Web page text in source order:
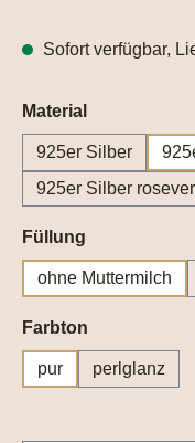
Sofort verfügbar,
Materialauswählen
925er Silber
925er Silber
Füllung
ohne Muttermilch
Farbton
pur perlglanz